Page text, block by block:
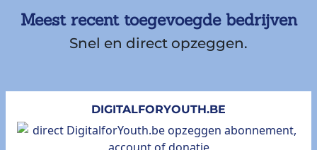
Meest recent toegevoegde bedrijven
Snel en direct opzeggen.
DIGITALFORYOUTH.BE